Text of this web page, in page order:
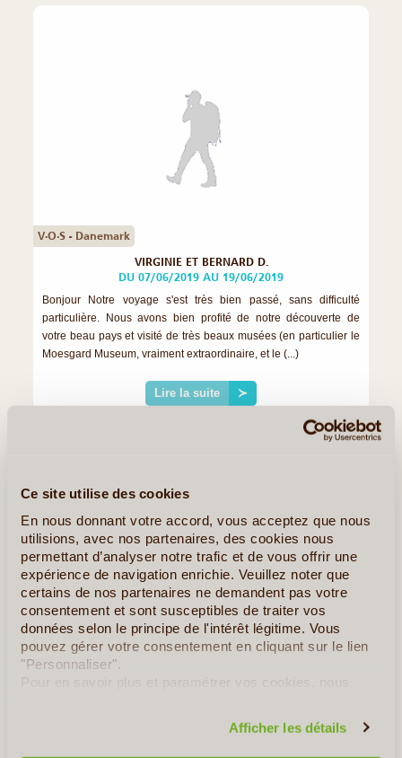
Ce site utilise des cookies
En nous donnant votre accord, vous acceptez que nous
utilisions, avec nos partenaires, des cookies nous
permettant d’analyser notre trafic et de vous offrir une
expérience de navigation enrichie. Veuillez noter que
certains de nos partenaires ne demandent pas votre
consentement et sont susceptibles de traiter vos
données selon le principe de l'intérêt légitime. Vous
pouvez gérer votre consentement en cliquant sur le lien
"Personnaliser".
Pour en savoir plus et paramétrer vos cookies, nous
Afficher les détails
V·O·S - Danemark
VIRGINIE ET BERNARD D.
DU 07/06/2019 AU 19/06/2019
Bonjour Notre voyage s'est très bien passé, sans difficulté
particulière. Nous avons bien profité de notre découverte de
votre beau pays et visité de très beaux musées (en particulier le
Moesgard Museum, vraiment extraordinaire, et le (...)
Lire la suite ≻
Escapade à Bornholm